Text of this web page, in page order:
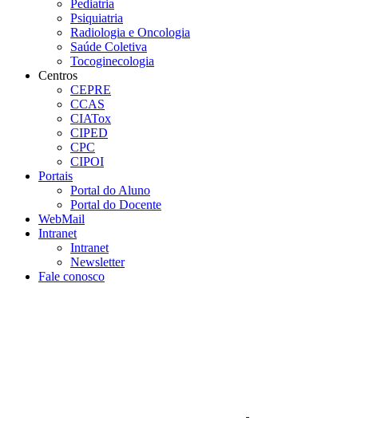
Pediatria
Psiquiatria
Radiologia e Oncologia
Saúde Coletiva
Tocoginecologia
Centros
CEPRE
CCAS
CIATox
CIPED
CPC
CIPOI
Portais
Portal do Aluno
Portal do Docente
WebMail
Intranet
Intranet
Newsletter
Fale conosco